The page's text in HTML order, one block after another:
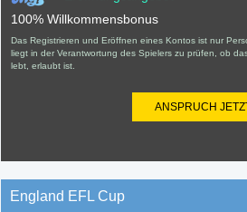
100% Willkommensbonus
Das Registrieren und Eröffnen eines Kontos ist nur
liegt in der Verantwortung des Spielers zu prüfen, ob
lebt, erlaubt ist.
ANSPRUCH
England EFL Cup